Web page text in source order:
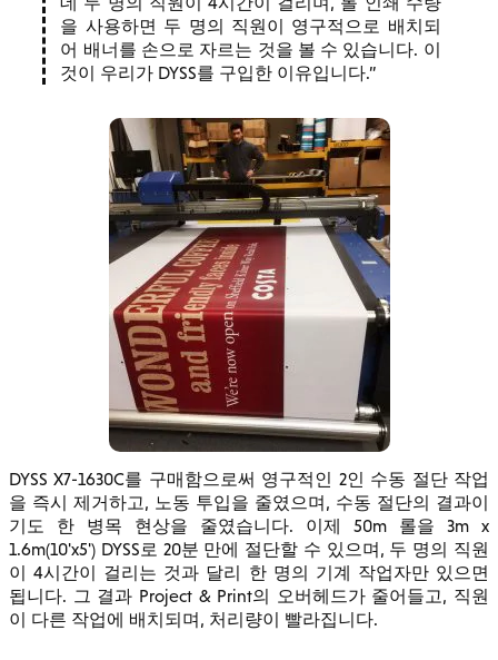
을 사용하면 두 명의 직원이 영구적으로 배치되
어 배너를 손으로 자르는 것을 볼 수 있습니다. 이
것이 우리가 DYSS를 구입한 이유입니다.
DYSS X7-1630C를 구매함으로써 영구적인 2인 수동 절단 작업
을 즉시 제거하고, 노동 투입을 줄였으며, 수동 절단의 결과이
기도 한 병목 현상을 줄였습니다. 이제 50m 롤을 3m x
1.6m(10'x5') DYSS로 20분 만에 절단할 수 있으며, 두 명의 직원
이 4시간이 걸리는 것과 달리 한 명의 기계 작업자만 있으면
됩니다. 그 결과 Project & Print의 오버헤드가 줄어들고, 직원
이 다른 작업에 배치되며, 처리량이 빨라집니다.